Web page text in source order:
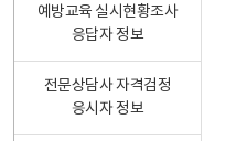
예방교육 실시현황조사
응답자 정보
전문상담사 자격검정
응시자 정보